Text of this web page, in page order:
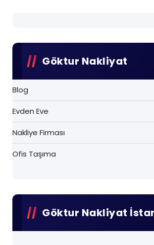
Göktur Nakliyat
Blog
Evden Eve
Nakliye Firması
Ofis Taşıma
Göktur Nakliyat